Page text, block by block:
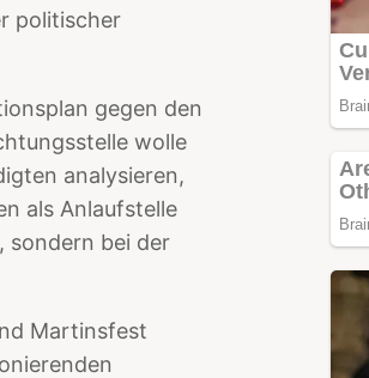
politischer
gegen den
wolle
analysieren,
als Anlaufstelle
sondern bei der
Martinsfest